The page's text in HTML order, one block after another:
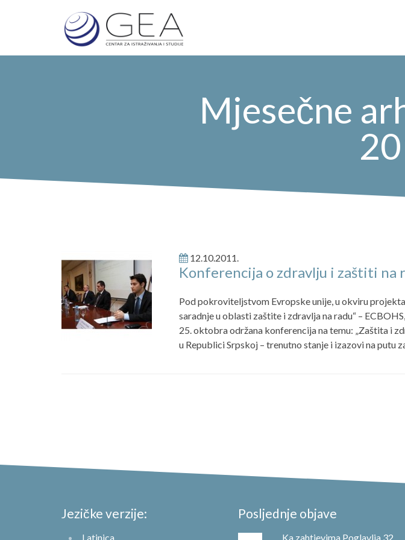
Mjesečne
12.10.2011.
Konferencija o zdravlju i zaštiti na
Pod pokroviteljstvom Evropske unije, u okviru
saradnje u oblasti zaštite i zdravlja na radu“ –
25. oktobra održana konferencija na temu: „Zaštita i
u Republici Srpskoj – trenutno stanje i izazovi na putu
Jezičke verzije:
Latinica
Posljednje objave
Ka zahtjevima Poglavlja 32